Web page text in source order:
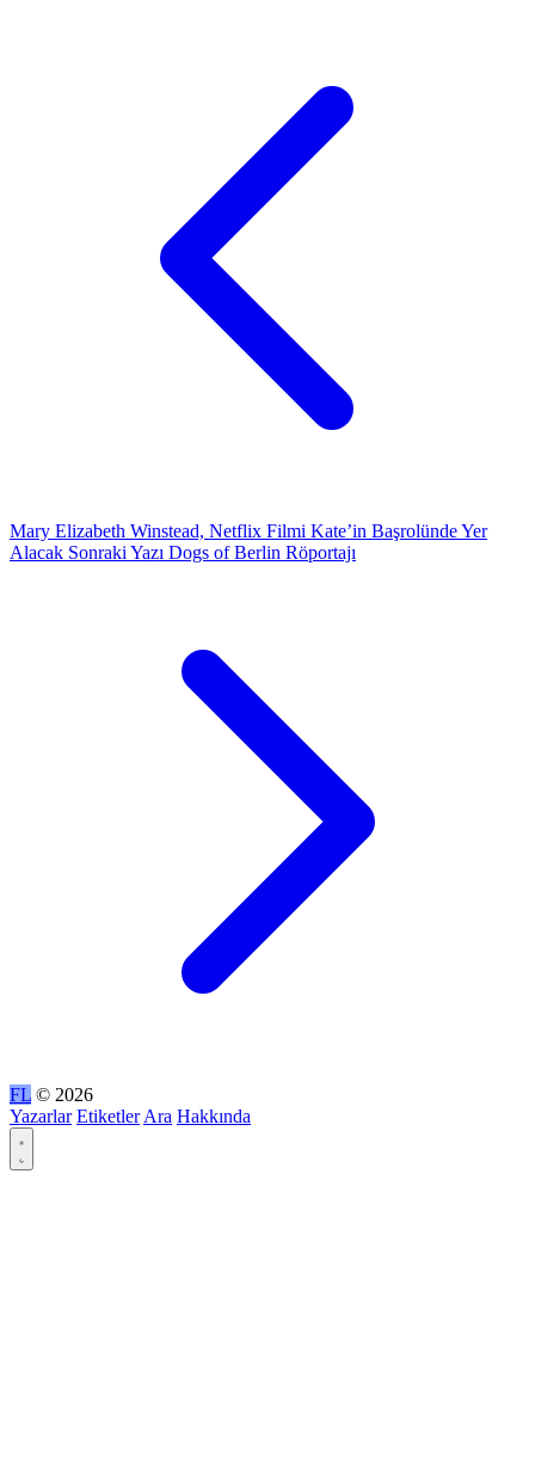
Mary Elizabeth Winstead, Netflix Filmi Kate’in Başrolünde Yer
Alacak Sonraki Yazı Dogs of Berlin Röportajı
FL © 2026
Yazarlar Etiketler Ara Hakkında